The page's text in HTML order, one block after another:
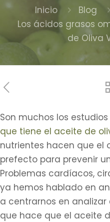
Inicio Blog
Los ácidos grasos
de Oliva
Son muchos los
que tiene el aceite de
nutrientes hacen que el
prefecto para prevenir
Problemas cardíacos,
ya hemos hablado en
a centrarnos en
que hace que el aceite